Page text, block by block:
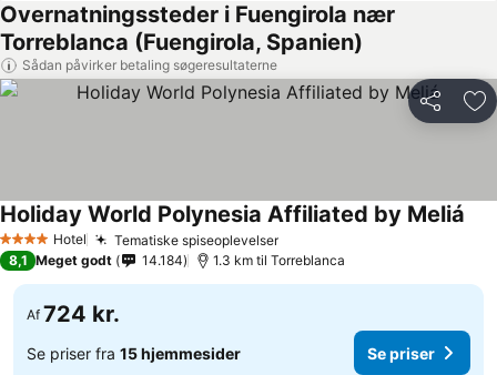
Overnatningssteder i Fuengirola nær
Torreblanca (Fuengirola, Spanien)
Sådan påvirker betaling søgeresultaterne
Del
4 StjernerHotel Tematiske spiseoplevelserSe priser
Holiday World Polynesia Affiliated by Meliá
8,1 Meget godt 14.184 1.3 km til Torreblanca
Af 724 kr.
Se priser fra 15 hjemmesider Se priser